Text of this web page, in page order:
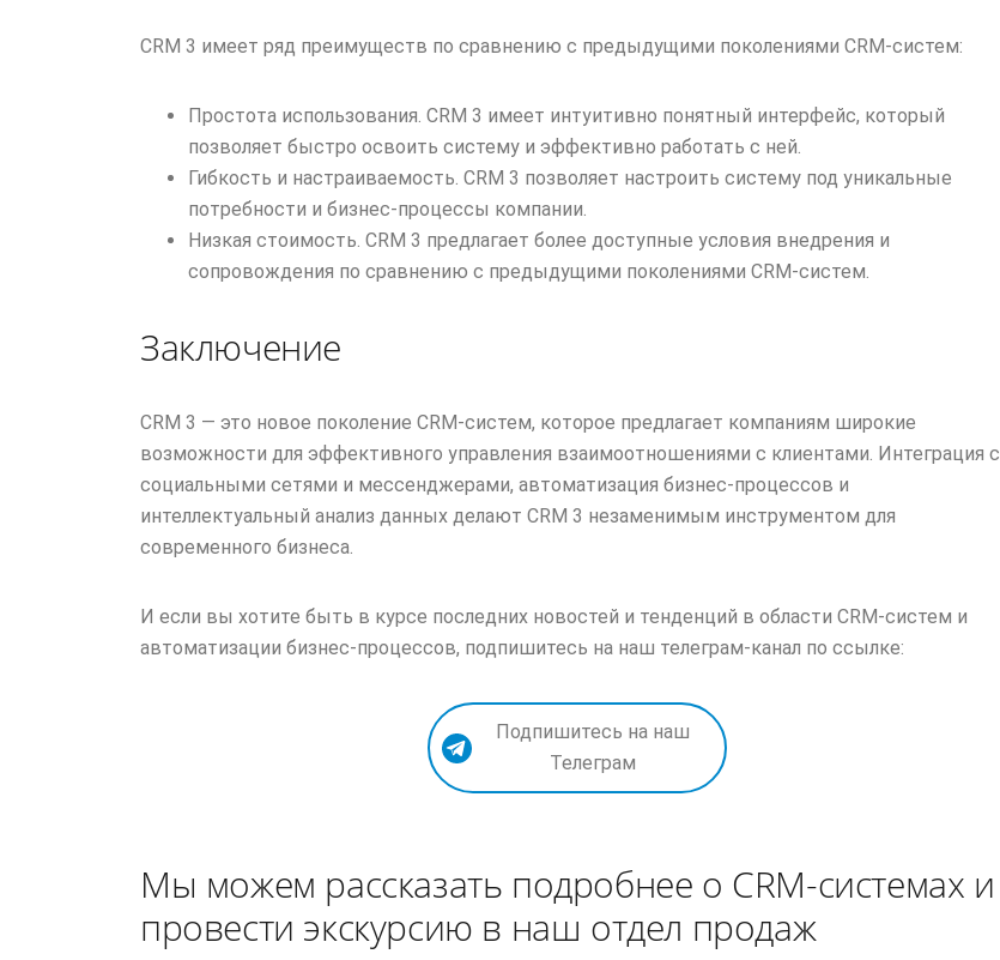
CRМ 3 имеет ряд преимуществ по сравнению с предыдущими поколениями CRM-систем:
Простота использования. CRМ 3 имеет интуитивно понятный интерфейс, который
позволяет быстро освоить систему и эффективно работать с ней.
Гибкость и настраиваемость. CRМ 3 позволяет настроить систему под уникальные
потребности и бизнес-процессы компании.
Низкая стоимость. CRМ 3 предлагает более доступные условия внедрения и
сопровождения по сравнению с предыдущими поколениями CRM-систем.
Заключение
CRМ 3 — это новое поколение CRM-систем, которое предлагает компаниям широкие
возможности для эффективного управления взаимоотношениями с клиентами. Интеграция с
социальными сетями и мессенджерами, автоматизация бизнес-процессов и
интеллектуальный анализ данных делают CRМ 3 незаменимым инструментом для
современного бизнеса.
И если вы хотите быть в курсе последних новостей и тенденций в области CRM-систем и
автоматизации бизнес-процессов, подпишитесь на наш телеграм-канал по ссылке:
Подпишитесь на наш
Телеграм
Мы можем рассказать подробнее о CRM-системах и
провести экскурсию в наш отдел продаж